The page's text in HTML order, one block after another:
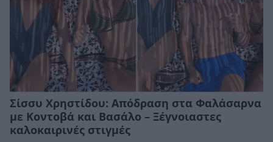
Σίσσυ Χρηστίδου: Απόδραση στα Φαλάσαρνα
με Κοντοβά και Βασάλο – Ξέγνοιαστες
καλοκαιρινές στιγμές